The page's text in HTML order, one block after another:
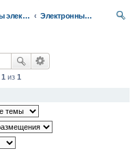
Основы электроники и робототехники
Электронные компоненты
1 из 1